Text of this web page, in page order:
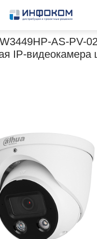
AS-PV-
IP-видеокамера